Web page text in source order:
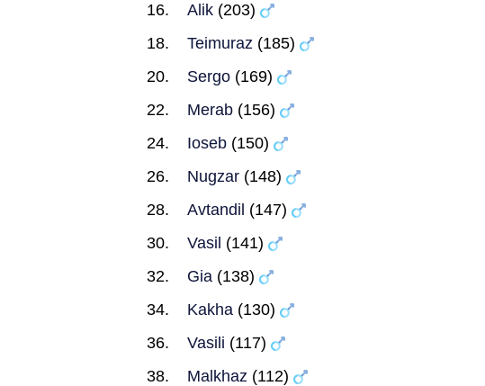
Alik(203)
Teimuraz(185)
Sergo(169)
Merab(156)
Ioseb(150)
Nugzar(148)
Avtandil (147)
Vasil (141)
Gia(138)
Kakha(130)
Vasili (117)
Malkhaz(112)